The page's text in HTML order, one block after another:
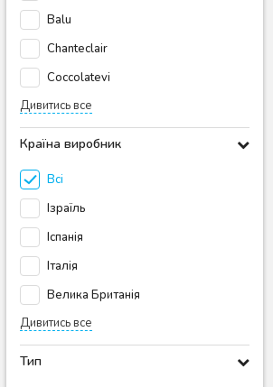
Balu
Chanteclair
Coccolatevi
Дивитись все
Країна виробник
Всі
Ізраїль
Іспанія
Італія
Велика Британія
Дивитись все
Тип